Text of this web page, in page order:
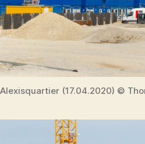
Alexisquartier (17.04.2020) ©